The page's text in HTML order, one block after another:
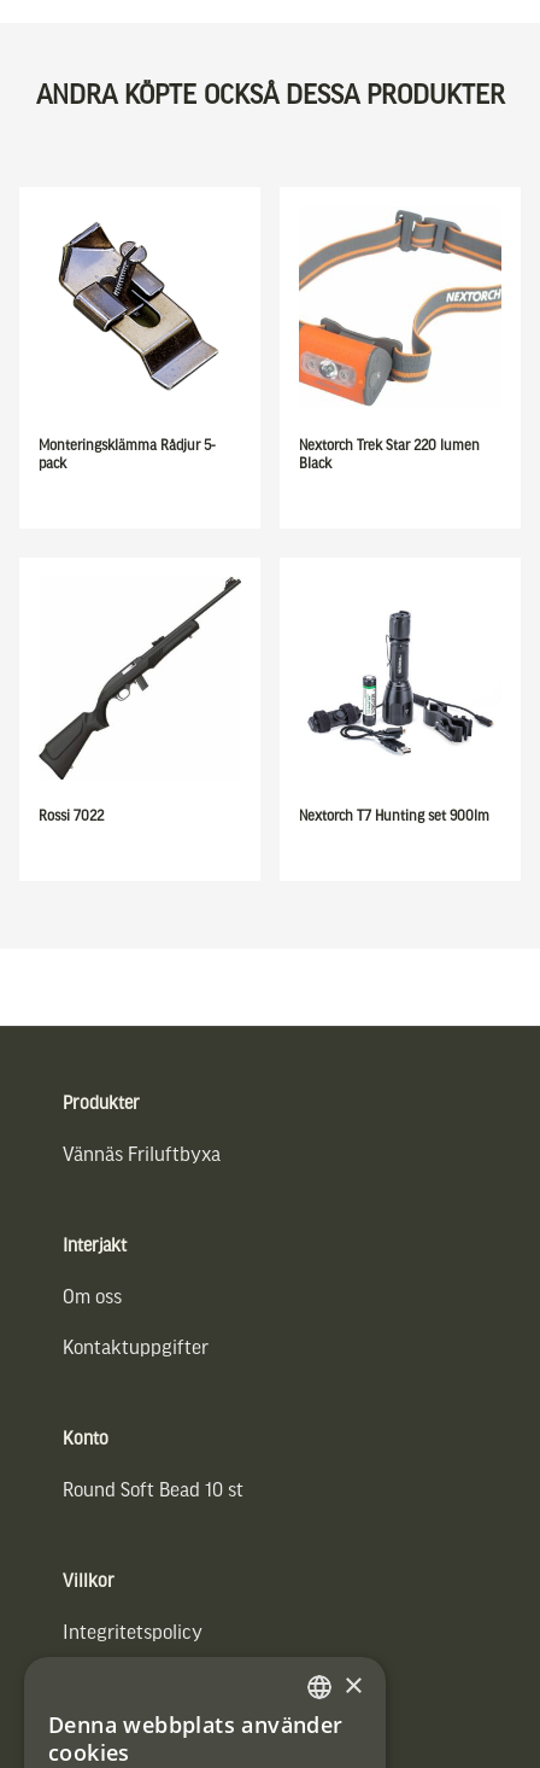
ANDRA KÖPTE OCKSÅ DESSA PRODUKTER
Monteringsklämma Rådjur 5-
pack
Nextorch Trek Star 220 lumen
Black
Rossi 7022 Nextorch T7 Hunting set 900lm
Produkter
Vännäs Friluftbyxa
Interjakt
Om oss
Kontaktuppgifter
Konto
Round Soft Bead 10 st
Villkor
Integritetspolicy
#Interjaktfamily SWEDISH
×
Denna webbplats använder
cookies